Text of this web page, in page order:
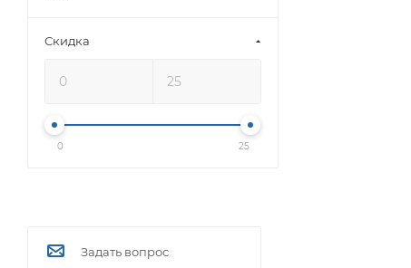
Скидка
0 25
Задать вопрос